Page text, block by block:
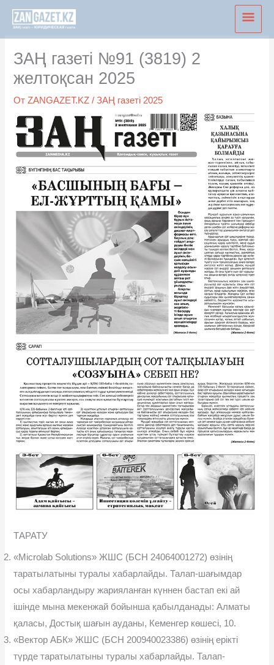
Перейти
содержимому
ЗАҢ газеті №91 (3819) 2
желтоқсан 2025
ОтZANGAZET.KZ/ЗАҢ газеті 2025
ТАРАТУ
«Microlab Solutions» ЖШС (БСН 24064001272) өзінің
таратылатыны туралы хабарлайды. Талап-шағымдар
осы хабарландыру жарияланған күннен бастап екі ай
ішінде мына мекенжай бойынша қабылданады: Алматы
қаласы, Достық шағын ауданы, Кеменгер көшесі, 10.
«Вектор АБК» ЖШС (БСН 200940023386) өзінің ерікті
түрде таратылатыны туралы хабарлайды. Талап-